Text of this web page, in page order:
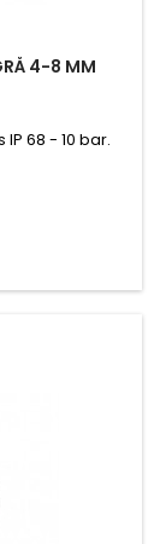
4-8 MM
68 - 10 bar.